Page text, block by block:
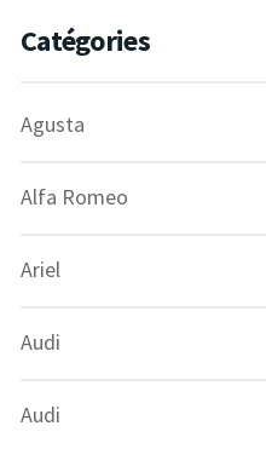
Catégories
Agusta
Alfa Romeo
Ariel
Audi
Audi